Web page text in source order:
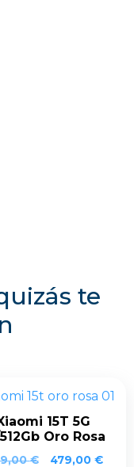
te
15T 5G
Oro Rosa
€
El
479,00 €El